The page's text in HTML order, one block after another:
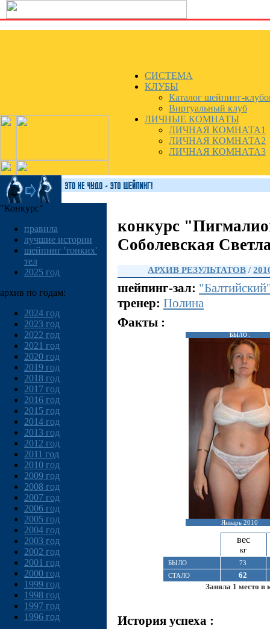
СИСТЕМА
КЛУБЫ
Каталог шейпинг-
Виртуальный клуб
ЛИЧНЫЕ КОМНАТЫ
ЛИЧНАЯ КОМНАТА1
ЛИЧНАЯ КОМНАТА2
ЛИЧНАЯ КОМНАТА3
"Конкурс"
правила
лучшие истории
шейпинг 'тонких'
тел
2025 год
архив по годам:
2024 год
2023 год
2022 год
2021 год
2020 год
2019 год
2018 год
2017 год
2016 год
2015 год
2014 год
2013 год
2012 год
2011 год
2010 год
2009 год
2008 год
2007 год
2006 год
2005 год
2004 год
2003 год
2002 год
2001 год
2000 год
1999 год
1998 год
1997 год
1996 год
конкурс
Соболевская
АРХИВ РЕЗУЛЬТАТОВ /
шейпинг-зал:
тренер: Полина
Факты :
БЫЛО :
Январь 2010
вес
кг
БЫЛО
73
СТАЛО
62
Заняла 1 место в
История успеха :